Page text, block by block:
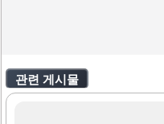
관련 게시물